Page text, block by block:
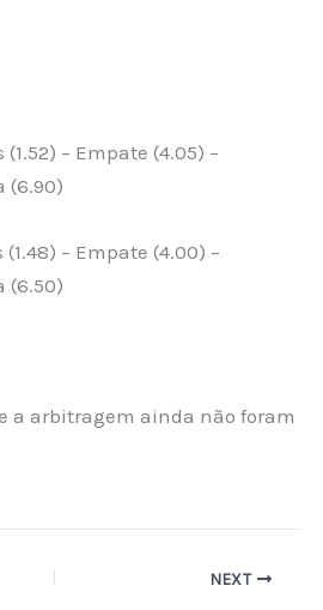
– Empate (4.05) –
(6.90)
– Empate (4.00) –
(6.50)
a arbitragem ainda não foram
NEXT